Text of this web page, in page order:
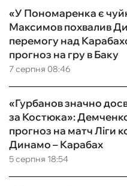
7 серпня 08:46
«У Пономаренка є
Максимов похвалив
перемогу над
прогноз на гру в Баку
5 серпня 18:54
«Гурбанов значно
за Костюка»:
прогноз на матч Ліги
Динамо – Карабах